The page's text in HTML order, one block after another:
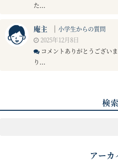
た...
庵主 ｜ 小学生からの質問
2025年12月8日
コメントありがとうござい
り...
検索
アーカ